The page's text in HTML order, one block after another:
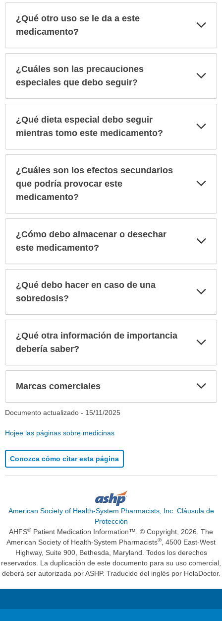
¿Qué otro uso se le da a este
medicamento?
¿Cuáles son las precauciones
especiales que debo seguir?
¿Qué dieta especial debo seguir
mientras tomo este medicamento?
¿Cuáles son los efectos secundarios
que podría provocar este
medicamento?
¿Cómo debo almacenar o desechar
este medicamento?
¿Qué debo hacer en caso de una
sobredosis?
¿Qué otra información de importancia
debería saber?
Marcas comerciales
Documento actualizado - 15/11/2025
Hojee las páginas sobre medicinas
Conozca cómo citar esta página
American Society of Health-System Pharmacists, Inc. Cláusula de
Protección
AHFS® Patient Medication Information™. © Copyright, 2026. The
American Society of Health-System Pharmacists®, 4500 East-West
Highway, Suite 900, Bethesda, Maryland. Todos los derechos
reservados. La duplicación de este documento para su uso comercial,
deberá ser autorizada por ASHP. Traducido del inglés por HolaDoctor.